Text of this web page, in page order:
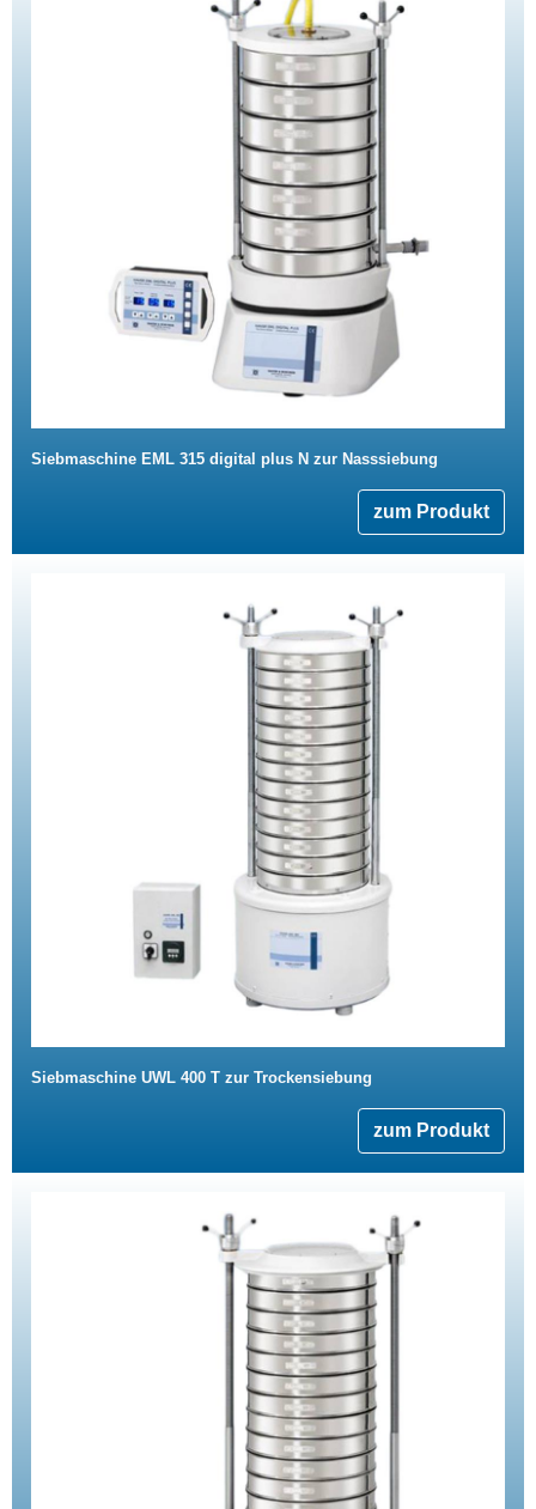
Siebmaschine EML 315 digital plus N zur Nasssiebung
zum Produkt
Siebmaschine UWL 400 T zur Trockensiebung
zum Produkt